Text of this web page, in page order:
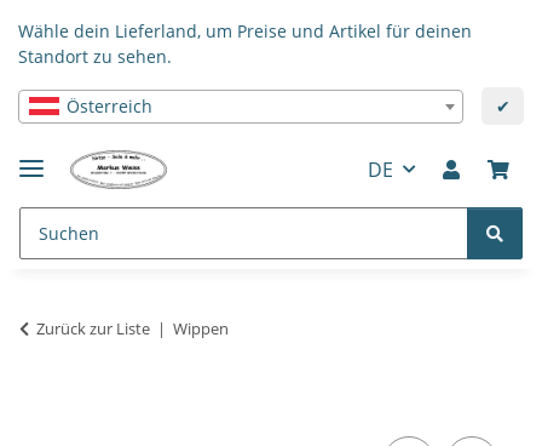
Wähle dein Lieferland, um Preise und Artikel für deinen
Standort zu sehen.
Österreich ✔
DE
Zurück zur Liste Wippen